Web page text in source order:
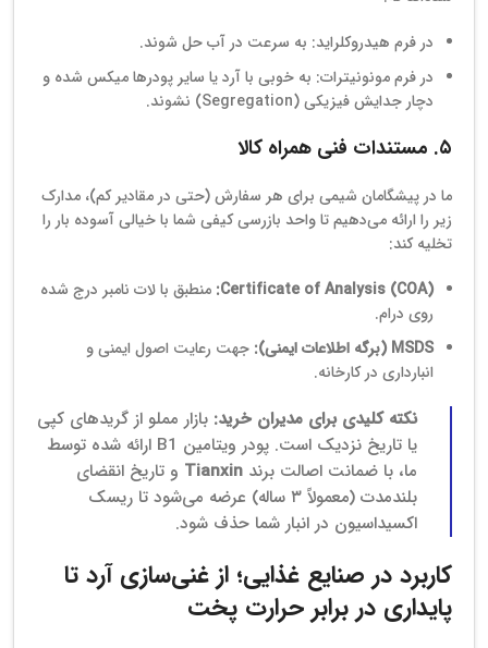
در فرم هیدروکلراید: به سرعت در آب حل شوند.
در فرم مونونیترات: به خوبی با آرد یا سایر پودرها میکس شده و
دچار جدایش فیزیکی (Segregation) نشوند.
۵. مستندات فنی همراه کالا
ما در پیشگامان شیمی برای هر سفارش (حتی در مقادیر کم)، مدارک
زیر را ارائه می‌دهیم تا واحد بازرسی کیفی شما با خیالی آسوده بار را
تخلیه کند:
Certificate of Analysis (COA): منطبق با لات نامبر درج شده
روی درام.
MSDS (برگه اطلاعات ایمنی):
جهت رعایت اصول ایمنی و
انبارداری در کارخانه.
نکته کلیدی برای مدیران خرید: بازار مملو از گریدهای کپی
یا تاریخ نزدیک است. پودر ویتامین B1 ارائه شده توسط
ما، با ضمانت اصالت برند Tianxin و تاریخ انقضای
بلندمدت (معمولاً ۳ ساله) عرضه می‌شود تا ریسک
اکسیداسیون در انبار شما حذف شود.
کاربرد در صنایع غذایی؛ از غنی‌سازی آرد تا
پایداری در برابر حرارت پخت